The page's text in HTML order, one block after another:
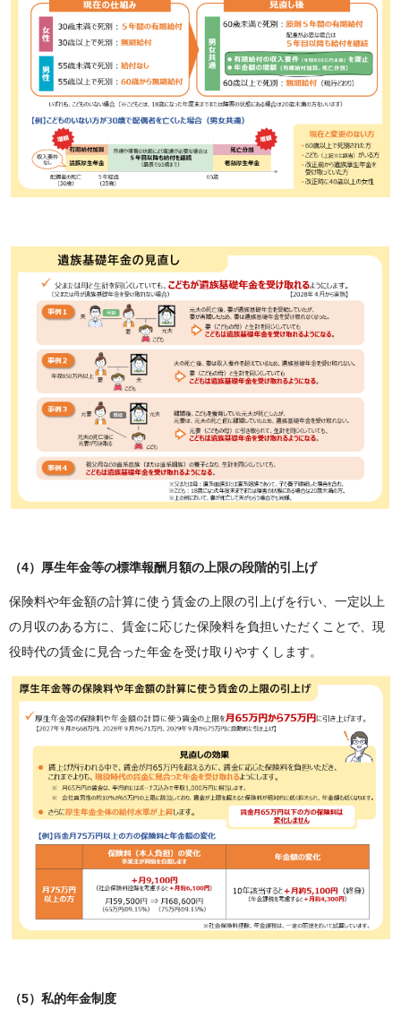
（4）厚生年金等の標準報酬月額の上限の段階的引上げ
保険料や年金額の計算に使う賃金の上限の引上げを行い、一定以上
の月収のある方に、賃金に応じた保険料を負担いただくことで、現
役時代の賃金に見合った年金を受け取りやすくします。
（5）私的年金制度